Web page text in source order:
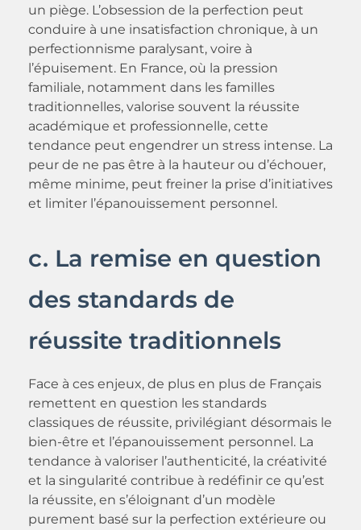
un piège. L’obsession de la perfection peut
conduire à une insatisfaction chronique, à un
perfectionnisme paralysant, voire à
l’épuisement. En France, où la pression
familiale, notamment dans les familles
traditionnelles, valorise souvent la réussite
académique et professionnelle, cette
tendance peut engendrer un stress intense. La
peur de ne pas être à la hauteur ou d’échouer,
même minime, peut freiner la prise d’initiatives
et limiter l’épanouissement personnel.
c. La remise en question
des standards de
réussite traditionnels
Face à ces enjeux, de plus en plus de Français
remettent en question les standards
classiques de réussite, privilégiant désormais le
bien-être et l’épanouissement personnel. La
tendance à valoriser l’authenticité, la créativité
et la singularité contribue à redéfinir ce qu’est
la réussite, en s’éloignant d’un modèle
purement basé sur la perfection extérieure ou